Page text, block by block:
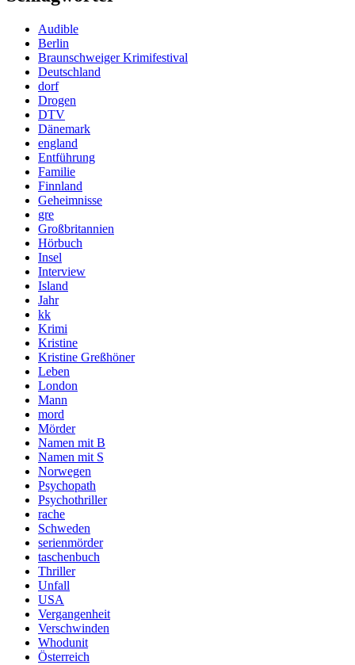
Audible
Berlin
Braunschweiger Krimifestival
Deutschland
dorf
Drogen
DTV
Dänemark
england
Entführung
Familie
Finnland
Geheimnisse
gre
Großbritannien
Hörbuch
Insel
Interview
Island
Jahr
kk
Krimi
Kristine
Kristine Greßhöner
Leben
London
Mann
mord
Mörder
Namen mit B
Namen mit S
Norwegen
Psychopath
Psychothriller
rache
Schweden
serienmörder
taschenbuch
Thriller
Unfall
USA
Vergangenheit
Verschwinden
Whodunit
Österreich